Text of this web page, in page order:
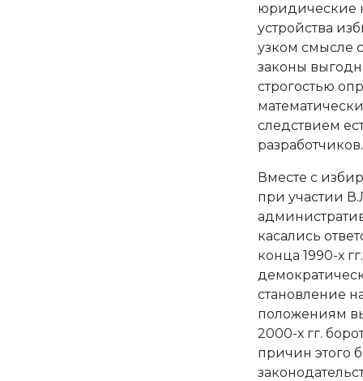
юридические
устройства
узком смысле
законы
строгостью
следствием
разработчиков.
Вместе с
при участии
касались
конца 1990-х
становление
положениям
2000-х гг.
причин этого